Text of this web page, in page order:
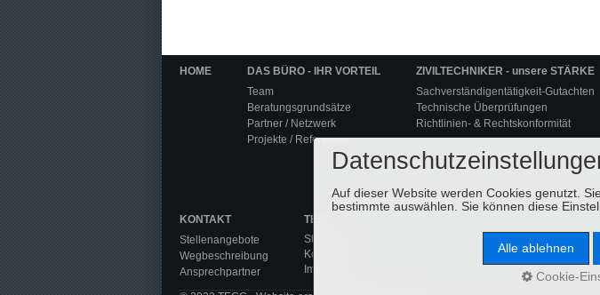
HOME
DAS BÜRO - IHR VORTEIL
Team
Beratungsgrundsätze
Partner / Netzwerk
Projekte / Referenzen
ZIVILTECHNIKER - unsere STÄRKE
Sachverständigentätigkeit-Gutachten
Technische Überprüfungen
Richtlinien- & Rechtskonformität
KONTAKT
Stellenangebote
Wegbeschreibung
Ansprechpartner
TECC
Startseite
Kontakt
Impressum
Auf dieser Website werden Cookies genutzt.
bestimmte auswählen. Sie können diese
Alle ablehnen
Cookie-